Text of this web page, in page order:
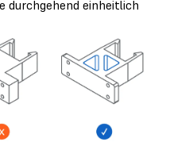
durchgehend einheitlich